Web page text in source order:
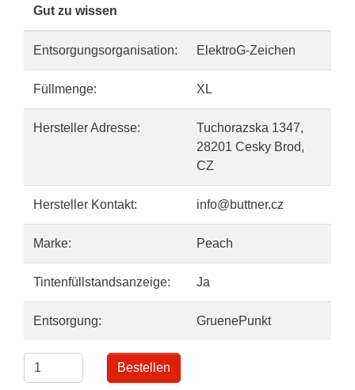
Gut zu wissen
Entsorgungsorganisation: ElektroG-Zeichen
Füllmenge: XL
Hersteller Adresse:
Tuchorazska 1347,
28201 Cesky Brod,
CZ
Hersteller Kontakt: info@buttner.cz
Marke: Peach
Tintenfüllstandsanzeige: Ja
Entsorgung: GruenePunkt
Bestellen